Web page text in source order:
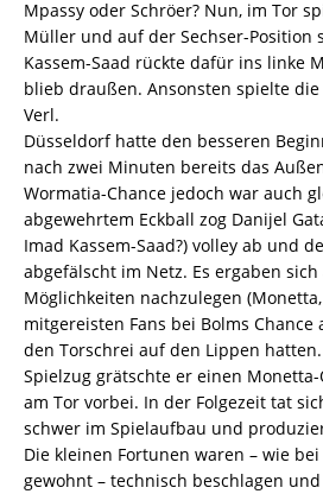
Mpassy oder Schröer? Nun, im Tor
Müller und auf der Sechser-Position
Kassem-Saad rückte dafür ins linke
blieb draußen. Ansonsten spielte die
Verl.
Düsseldorf hatte den besseren
nach zwei Minuten bereits das
Wormatia-Chance jedoch war auch
abgewehrtem Eckball zog Danijel
Imad Kassem-Saad?) volley ab und
abgefälscht im Netz. Es ergaben
Möglichkeiten nachzulegen
mitgereisten Fans bei Bolms
den Torschrei auf den Lippen
Spielzug grätschte er einen
am Tor vorbei. In der Folgezeit tat
schwer im Spielaufbau und
Die kleinen Fortunen waren – wie
gewohnt – technisch beschlagen